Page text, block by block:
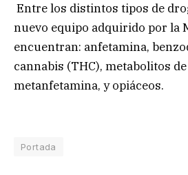
Entre los distintos tipos de
nuevo equipo adquirido por la
encuentran: anfetamina,
cannabis (THC), metabolitos
metanfetamina, y opiáceos.
Portada